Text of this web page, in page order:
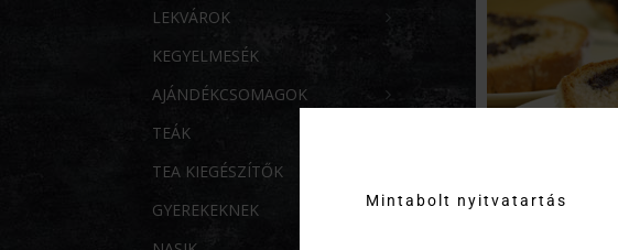
LEKVÁROK
KEGYELMESÉK
AJÁNDÉKCSOMAGOK
TEÁK
TEA KIEGÉSZÍTŐK
GYEREKEKNEK
Mintabolt nyitvatartás